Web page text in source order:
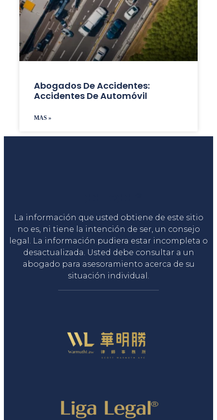
Abogados De Accidentes:
Accidentes De Automóvil
MAS »
La información que usted obtiene de este sitio
no es, ni tiene la intención de ser, un consejo
legal. La información pudiera estar incompleta o
desactualizada. Usted debe consultar a un
abogado para asesoramiento acerca de su
situación individual.